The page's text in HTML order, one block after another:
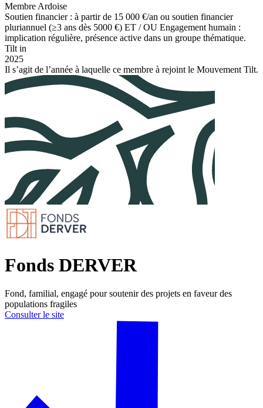
Membre Ardoise
Soutien financier : à partir de 15 000 €/an ou soutien financier
pluriannuel (≥3 ans dès 5000 €) ET / OU Engagement humain :
implication régulière, présence active dans un groupe thématique.
Tilt in
2025
Il s’agit de l’année à laquelle ce membre à rejoint le Mouvement Tilt.
Fonds DERVER
Fond, familial, engagé pour soutenir des projets en faveur des
populations fragiles
Consulter le site